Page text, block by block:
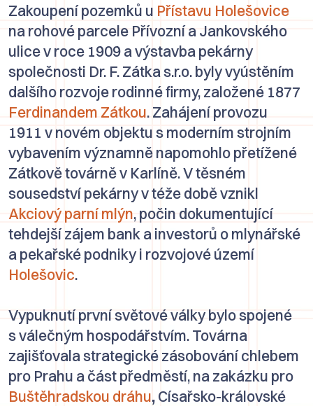
Zakoupení pozemků u Přístavu Holešovice
na rohové parcele Přívoznía Jankovského
ulicev roce 1909 a výstavba pekárny
společnosti Dr. F. Zátka s.r.o.byly vyústěním
dalšího rozvoje rodinné firmy, založené 1877
Ferdinandem Zátkou. Zahájení provozu
1911 v novém objektu s moderním strojním
vybavením významně napomohlo přetížené
Zátkově továrně v Karlíně. V těsném
sousedství pekárny v téže době vznikl
Akciový parní mlýn, počin dokumentující
tehdejší zájem bank a investorů o mlynářské
a pekařské podniky i rozvojové území
Holešovic.
Vypuknutí první světové války bylo spojené
s válečným hospodářstvím. Továrna
zajišťovala strategické zásobování chlebem
pro Prahu a část předměstí, na zakázku pro
Buštěhradskou dráhu,Císařsko-královské